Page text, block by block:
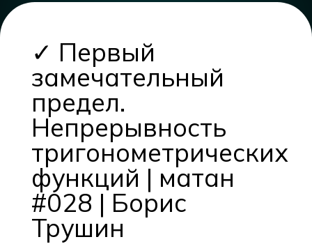
✓ Первый
замечательный
предел.
Непрерывность
тригонометрических
функций | матан
#028 | Борис
Трушин